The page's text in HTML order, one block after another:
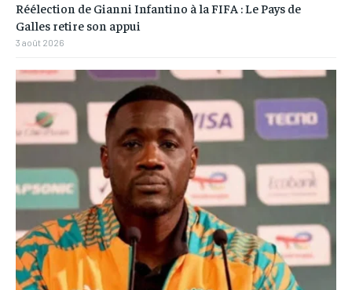
Réélection de Gianni Infantino à la FIFA : Le Pays de
Galles retire son appui
3 août 2026